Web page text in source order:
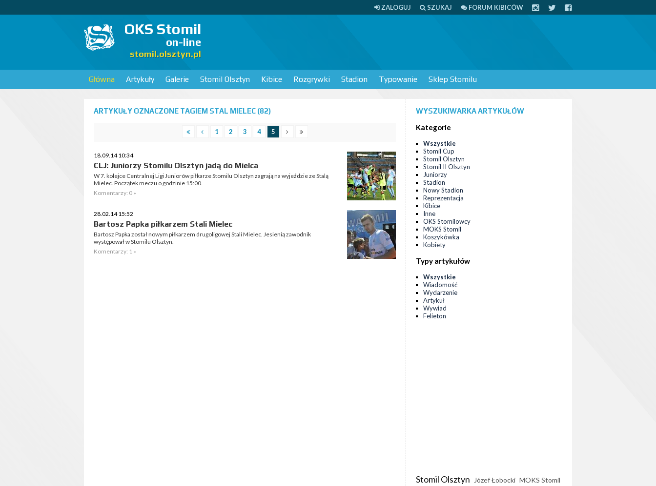
ZALOGUJ SZUKAJ FORUM KIBICÓW
OKS Stomil
on-line
stomil.olsztyn.pl
Główna Artykuły Galerie Stomil Olsztyn Kibice Rozgrywki Stadion Typowanie Sklep Stomilu
ARTYKUŁY OZNACZONE TAGIEM STAL MIELEC (82)
1 2 3 4 5
18.09.14 10:34
CLJ: Juniorzy Stomilu Olsztyn jadą do Mielca
W 7. kolejce Centralnej Ligi Juniorów piłkarze Stomilu Olsztyn zagrają na wyjeździe ze Stalą
Mielec. Początek meczu o godzinie 15:00.
Komentarzy: 0 »
28.02.14 15:52
Bartosz Papka piłkarzem Stali Mielec
Bartosz Papka został nowym piłkarzem drugoligowej Stali Mielec. Jesienią zawodnik
występował w Stomilu Olsztyn.
Komentarzy: 1 »
WYSZUKIWARKA ARTYKUŁÓW
Kategorie
Wszystkie
Stomil Cup
Stomil Olsztyn
Stomil II Olsztyn
Juniorzy
Stadion
Nowy Stadion
Reprezentacja
Kibice
Inne
OKS Stomilowcy
MOKS Stomil
Koszykówka
Kobiety
Typy artykułów
Wszystkie
Wiadomość
Wydarzenie
Artykuł
Wywiad
Felieton
Stomil Olsztyn Józef Łobocki MOKS Stomil